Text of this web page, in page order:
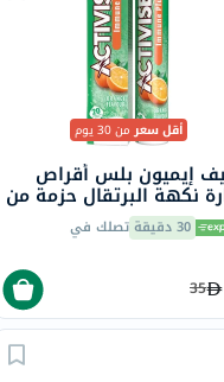
أقل سعرمن 30 يوم
إيميون بلس أقراص
نكهة البرتقال حزمة من
30 دقيقة تصلك في
35